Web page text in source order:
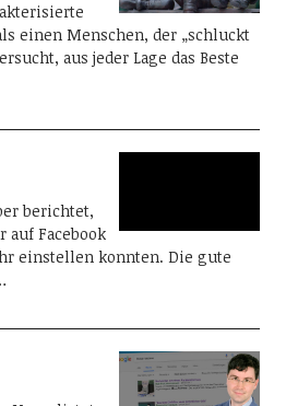
einen Menschen, der „schluckt
aus jeder Lage das Beste
berichtet,
auf Facebook
einstellen konnten. Die gute